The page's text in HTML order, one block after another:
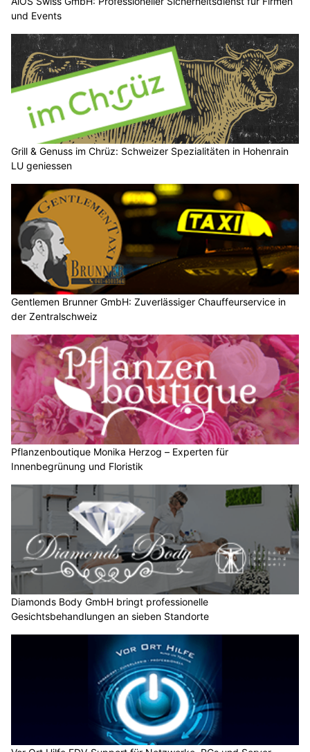
und Events
Grill & Genuss im Chrüz: Schweizer Spezialitäten in Hohenrain
LU geniessen
Gentlemen Brunner GmbH: Zuverlässiger Chauffeurservice in
der Zentralschweiz
Pflanzenboutique Monika Herzog – Experten für
Innenbegrünung und Floristik
Diamonds Body GmbH bringt professionelle
Gesichtsbehandlungen an sieben Standorte